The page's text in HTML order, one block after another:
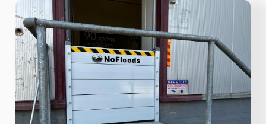
AluGate
–
La
meilleure
barrière